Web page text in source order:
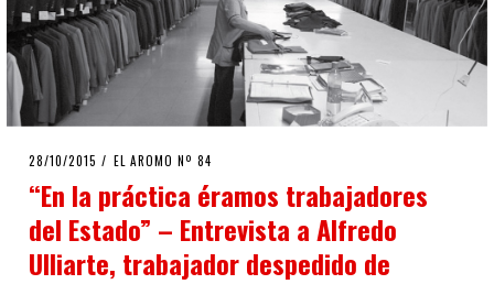
POSTED
28/10/2015 28/10/2015
EL AROMO Nº 84
“En la práctica éramos trabajadores
del Estado” – Entrevista a Alfredo
Ulliarte, trabajador despedido de